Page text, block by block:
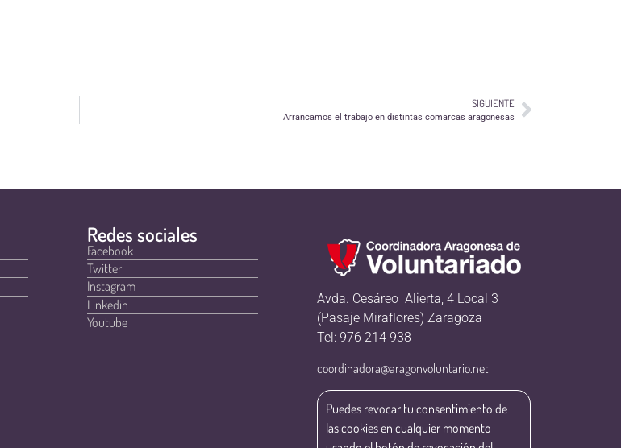
SIGUIENTE
Arrancamos el trabajo en distintas comarcas aragonesas
Redes sociales
Facebook
Twitter
Instagram
Linkedin
Youtube
Avda. Cesáreo Alierta, 4 Local 3
(Pasaje Miraflores) Zaragoza
Tel: 976 214 938
coordinadora@aragonvoluntario.net
Puedes revocar tu consentimiento de
las cookies en cualquier momento